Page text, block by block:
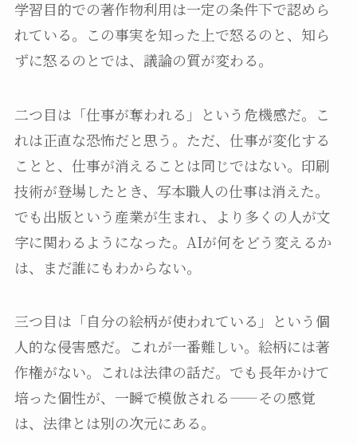
学習目的での著作物利用は一定の条件下で認めら
れている。この事実を知った上で怒るのと、知ら
ずに怒るのとでは、議論の質が変わる。
二つ目は「仕事が奪われる」という危機感だ。こ
れは正直な恐怖だと思う。ただ、仕事が変化する
ことと、仕事が消えることは同じではない。印刷
技術が登場したとき、写本職人の仕事は消えた。
でも出版という産業が生まれ、より多くの人が文
字に関わるようになった。AIが何をどう変えるか
は、まだ誰にもわからない。
三つ目は「自分の絵柄が使われている」という個
人的な侵害感だ。これが一番難しい。絵柄には著
作権がない。これは法律の話だ。でも長年かけて
培った個性が、一瞬で模倣される——その感覚
は、法律とは別の次元にある。